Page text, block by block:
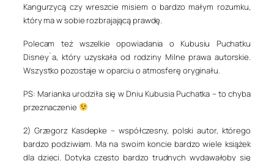
Kangurzycą czy wreszcie misiem o bardzo małym rozumku,
który ma w sobie rozbrajającą prawdę.
Polecam też wszelkie opowiadania o Kubusiu Puchatku
Disney`a, który uzyskała od rodziny Milne prawa autorskie.
Wszystko pozostaje w oparciu o atmosferę oryginału.
PS: Marianka urodziła się w Dniu Kubusia Puchatka – to chyba
przeznaczenie
2) Grzegorz Kasdepke – współczesny, polski autor, którego
bardzo podziwiam. Ma na swoim koncie bardzo wiele książek
dla dzieci. Dotyka często bardzo trudnych wydawałoby się